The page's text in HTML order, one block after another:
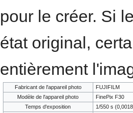
pour le créer. Si
état original,
entièrement
Fabricant de l'appareil photo
FUJIFILM
Modèle de l'appareil photo
FinePix F30
Temps d'exposition
1/550 s